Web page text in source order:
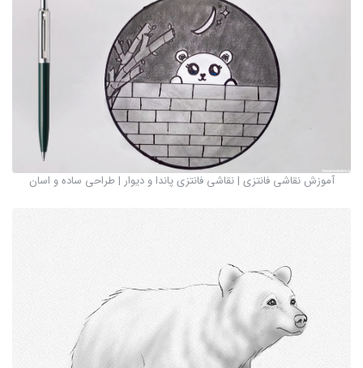
آموزش نقاشی فانتزی | نقاشی فانتزی پاندا و دیوار | طراحی ساده و اسان